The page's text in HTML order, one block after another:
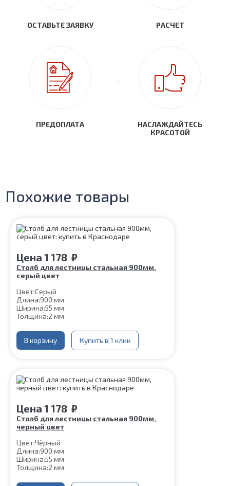
ОСТАВЬТЕ ЗАЯВКУ РАСЧЕТ
ПРЕДОПЛАТА
НАСЛАЖДАЙТЕСЬ
КРАСОТОЙ
Похожие товары
Цена 1 178 ₽
Столб для лестницы стальная 900мм,
серый цвет
Цвет:Серый
Длина:900 мм
Ширина:55 мм
Толщина:2 мм
В корзину Купить в 1 клик
Цена 1 178 ₽
Столб для лестницы стальная 900мм,
черный цвет
Цвет:Чёрный
Длина:900 мм
Ширина:55 мм
Толщина:2 мм